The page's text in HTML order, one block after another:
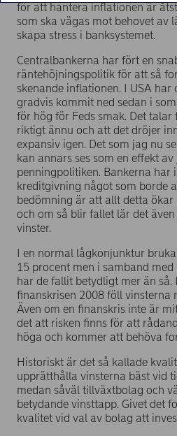
för att hantera inflationen är
som ska vägas mot behovet av
skapa stress i banksystemet.
Centralbankerna har fört en
räntehöjningspolitik för att så
skenande inflationen. I USA har
gradvis kommit ned sedan i
för hög för Feds smak. Det
riktigt ännu och att det dröjer
expansiv igen. Det som jag nu
kan annars ses som en effekt
penningpolitiken. Bankerna har
kreditgivning något som borde
bedömning är att allt detta
och om så blir fallet lär det
vinster.
I en normal lågkonjunktur
15 procent men i samband
har de fallit betydligt mer än så.
finanskrisen 2008 föll vinsterna
Även om en finanskris inte är
det att risken finns för att
höga och kommer att behöva
Historiskt är det så kallade
upprätthålla vinsterna bäst vid
medan såväl tillväxtbolag och
betydande vinsttapp. Givet det
kvalitet vid val av bolag att